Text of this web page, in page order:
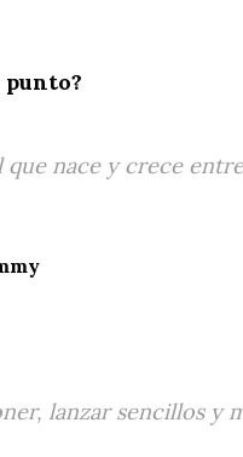
punto?
nace y crece
lanzar sencillos y